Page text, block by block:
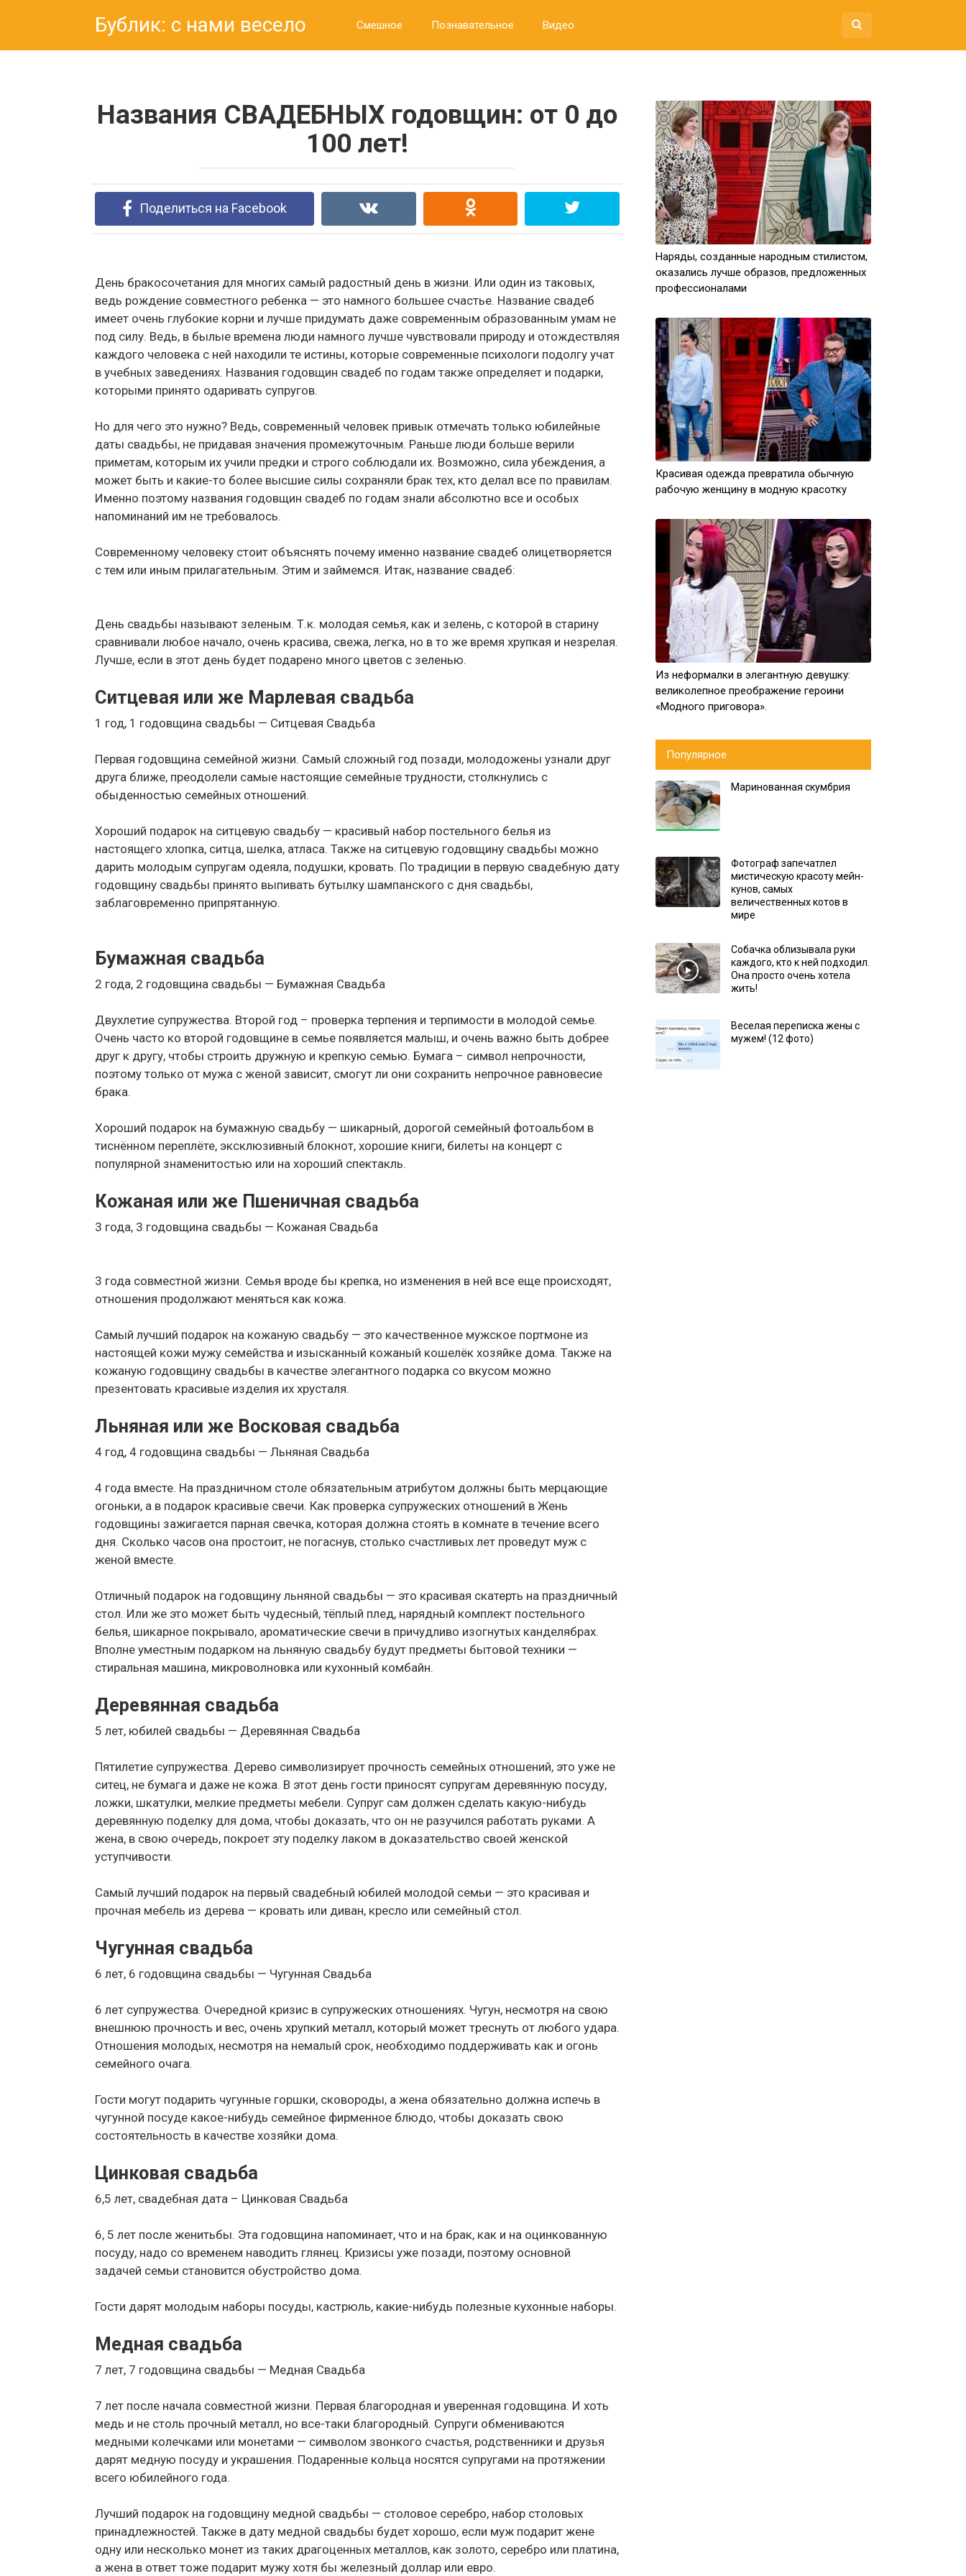
Бублик: с нами весело Смешное Познавательное Видео
Названия СВАДЕБНЫХ годовщин: от 0 до
100 лет!
Поделиться на Facebook
День бракосочетания для многих самый радостный день в жизни. Или один из таковых,
ведь рождение совместного ребенка — это намного большее счастье. Название свадеб
имеет очень глубокие корни и лучше придумать даже современным образованным умам не
под силу. Ведь, в былые времена люди намного лучше чувствовали природу и отождествляя
каждого человека с ней находили те истины, которые современные психологи подолгу учат
в учебных заведениях. Названия годовщин свадеб по годам также определяет и подарки,
которыми принято одаривать супругов.
Но для чего это нужно? Ведь, современный человек привык отмечать только юбилейные
даты свадьбы, не придавая значения промежуточным. Раньше люди больше верили
приметам, которым их учили предки и строго соблюдали их. Возможно, сила убеждения, а
может быть и какие-то более высшие силы сохраняли брак тех, кто делал все по правилам.
Именно поэтому названия годовщин свадеб по годам знали абсолютно все и особых
напоминаний им не требовалось.
Современному человеку стоит объяснять почему именно название свадеб олицетворяется
с тем или иным прилагательным. Этим и займемся. Итак, название свадеб:
День свадьбы называют зеленым. Т.к. молодая семья, как и зелень, с которой в старину
сравнивали любое начало, очень красива, свежа, легка, но в то же время хрупкая и незрелая.
Лучше, если в этот день будет подарено много цветов с зеленью.
Ситцевая или же Марлевая свадьба
1 год, 1 годовщина свадьбы — Ситцевая Свадьба
Первая годовщина семейной жизни. Самый сложный год позади, молодожены узнали друг
друга ближе, преодолели самые настоящие семейные трудности, столкнулись с
обыденностью семейных отношений.
Хороший подарок на ситцевую свадьбу — красивый набор постельного белья из
настоящего хлопка, ситца, шелка, атласа. Также на ситцевую годовщину свадьбы можно
дарить молодым супругам одеяла, подушки, кровать. По традиции в первую свадебную дату
годовщину свадьбы принято выпивать бутылку шампанского с дня свадьбы,
заблаговременно припрятанную.
Бумажная свадьба
2 года, 2 годовщина свадьбы — Бумажная Свадьба
Двухлетие супружества. Второй год – проверка терпения и терпимости в молодой семье.
Очень часто ко второй годовщине в семье появляется малыш, и очень важно быть добрее
друг к другу, чтобы строить дружную и крепкую семью. Бумага – символ непрочности,
поэтому только от мужа с женой зависит, смогут ли они сохранить непрочное равновесие
брака.
Хороший подарок на бумажную свадьбу — шикарный, дорогой семейный фотоальбом в
тиснённом переплёте, эксклюзивный блокнот, хорошие книги, билеты на концерт с
популярной знаменитостью или на хороший спектакль.
Кожаная или же Пшеничная свадьба
3 года, 3 годовщина свадьбы — Кожаная Свадьба
3 года совместной жизни. Семья вроде бы крепка, но изменения в ней все еще происходят,
отношения продолжают меняться как кожа.
Самый лучший подарок на кожаную свадьбу — это качественное мужское портмоне из
настоящей кожи мужу семейства и изысканный кожаный кошелёк хозяйке дома. Также на
кожаную годовщину свадьбы в качестве элегантного подарка со вкусом можно
презентовать красивые изделия их хрусталя.
Льняная или же Восковая свадьба
4 год, 4 годовщина свадьбы — Льняная Свадьба
4 года вместе. На праздничном столе обязательным атрибутом должны быть мерцающие
огоньки, а в подарок красивые свечи. Как проверка супружеских отношений в Жень
годовщины зажигается парная свечка, которая должна стоять в комнате в течение всего
дня. Сколько часов она простоит, не погаснув, столько счастливых лет проведут муж с
женой вместе.
Отличный подарок на годовщину льняной свадьбы — это красивая скатерть на праздничный
стол. Или же это может быть чудесный, тёплый плед, нарядный комплект постельного
белья, шикарное покрывало, ароматические свечи в причудливо изогнутых канделябрах.
Вполне уместным подарком на льняную свадьбу будут предметы бытовой техники —
стиральная машина, микроволновка или кухонный комбайн.
Деревянная свадьба
5 лет, юбилей свадьбы — Деревянная Свадьба
Пятилетие супружества. Дерево символизирует прочность семейных отношений, это уже не
ситец, не бумага и даже не кожа. В этот день гости приносят супругам деревянную посуду,
ложки, шкатулки, мелкие предметы мебели. Супруг сам должен сделать какую-нибудь
деревянную поделку для дома, чтобы доказать, что он не разучился работать руками. А
жена, в свою очередь, покроет эту поделку лаком в доказательство своей женской
уступчивости.
Самый лучший подарок на первый свадебный юбилей молодой семьи — это красивая и
прочная мебель из дерева — кровать или диван, кресло или семейный стол.
Чугунная свадьба
6 лет, 6 годовщина свадьбы — Чугунная Свадьба
6 лет супружества. Очередной кризис в супружеских отношениях. Чугун, несмотря на свою
внешнюю прочность и вес, очень хрупкий металл, который может треснуть от любого удара.
Отношения молодых, несмотря на немалый срок, необходимо поддерживать как и огонь
семейного очага.
Гости могут подарить чугунные горшки, сковороды, а жена обязательно должна испечь в
чугунной посуде какое-нибудь семейное фирменное блюдо, чтобы доказать свою
состоятельность в качестве хозяйки дома.
Цинковая свадьба
6,5 лет, свадебная дата – Цинковая Свадьба
6, 5 лет после женитьбы. Эта годовщина напоминает, что и на брак, как и на оцинкованную
посуду, надо со временем наводить глянец. Кризисы уже позади, поэтому основной
задачей семьи становится обустройство дома.
Гости дарят молодым наборы посуды, кастрюль, какие-нибудь полезные кухонные наборы.
Медная свадьба
7 лет, 7 годовщина свадьбы — Медная Свадьба
7 лет после начала совместной жизни. Первая благородная и уверенная годовщина. И хоть
медь и не столь прочный металл, но все-таки благородный. Супруги обмениваются
медными колечками или монетами — символом звонкого счастья, родственники и друзья
дарят медную посуду и украшения. Подаренные кольца носятся супругами на протяжении
всего юбилейного года.
Лучший подарок на годовщину медной свадьбы — столовое серебро, набор столовых
принадлежностей. Также в дату медной свадьбы будет хорошо, если муж подарит жене
одну или несколько монет из таких драгоценных металлов, как золото, серебро или платина,
а жена в ответ тоже подарит мужу хотя бы железный доллар или евро.
Наряды, созданные народным стилистом,
оказались лучше образов, предложенных
профессионалами
Красивая одежда превратила обычную
рабочую женщину в модную красотку
Из неформалки в элегантную девушку:
великолепное преображение героини
«Модного приговора».
Популярное
Маринованная скумбрия
Фотограф запечатлел
мистическую красоту мейн-
кунов, самых
величественных котов в
мире
Собачка облизывала руки
каждого, кто к ней подходил.
Она просто очень хотела
жить!
Веселая переписка жены с
мужем! (12 фото)